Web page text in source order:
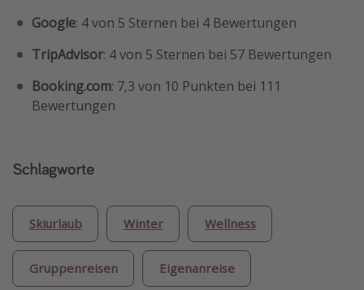
Google: 4 von 5 Sternen bei 4 Bewertungen
TripAdvisor: 4 von 5 Sternen bei 57 Bewertungen
Booking.com: 7,3 von 10 Punkten bei 111
Bewertungen
Schlagworte
Skiurlaub Winter Wellness
Gruppenreisen Eigenanreise